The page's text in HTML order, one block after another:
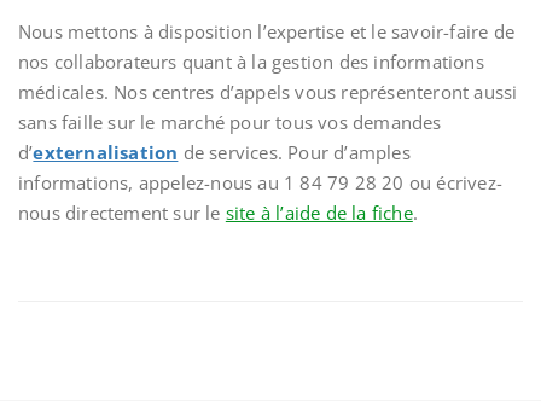
Nous mettons à disposition l’expertise et le savoir-faire de
nos collaborateurs quant à la gestion des informations
médicales. Nos centres d’appels vous représenteront aussi
sans faille sur le marché pour tous vos demandes
d’externalisation de services. Pour d’amples
informations, appelez-nous au 1 84 79 28 20 ou écrivez-
nous directement sur le site à l’aide de la fiche.